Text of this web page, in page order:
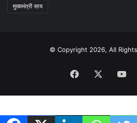
मुख्यमंत्री साय
© Copyright 2026, All
Facebook